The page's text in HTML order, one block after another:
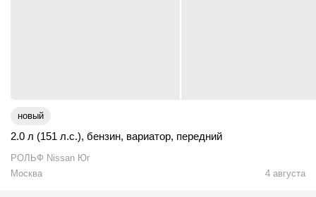
новый
2.0 л (151 л.с.), бензин, вариатор, передний
РОЛЬФ Nissan Юг
Москва
4 августа